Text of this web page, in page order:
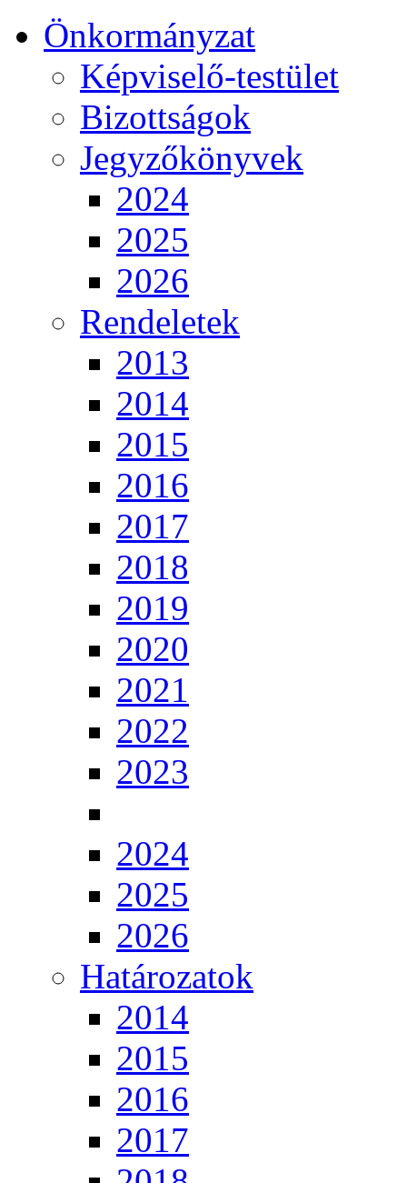
Önkormányzat
Képviselő-testület
Bizottságok
Jegyzőkönyvek
2024
2025
2026
Rendeletek
2013
2014
2015
2016
2017
2018
2019
2020
2021
2022
2023
2024
2025
2026
Határozatok
2014
2015
2016
2017